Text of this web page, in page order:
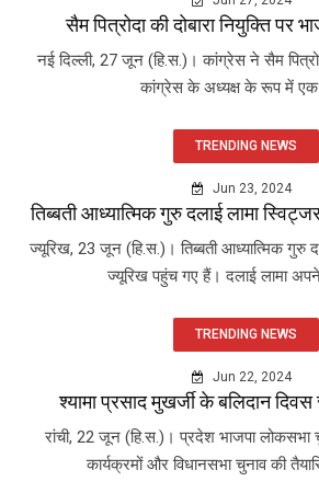
सैम पित्रोदा की दोबारा नियुक्ति पर
नई दिल्ली, 27 जून (हि.स.)। कांग्रेस ने सैम
कांग्रेस के अध्यक्ष के रूप में एक
TRENDING NEWS
Jun 23, 2024
तिब्बती आध्यात्मिक गुरु दलाई लामा
ज्यूरिख, 23 जून (हि.स.)। तिब्बती आध्यात्मिक गुरु
ज्यूरिख पहुंच गए हैं। दलाई लामा
TRENDING NEWS
Jun 22, 2024
श्यामा प्रसाद मुखर्जी के बलिदान
रांची, 22 जून (हि.स.)। प्रदेश भाजपा लोकसभा
कार्यक्रमों और विधानसभा चुनाव की